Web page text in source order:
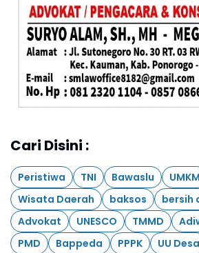
Cari Disini :
Peristiwa TNI Bawaslu
UMKM
Wisata Daerah
baksos bersih
Advokat
UNESCO TMMD
PMD
Bappeda PPPK UU Desa